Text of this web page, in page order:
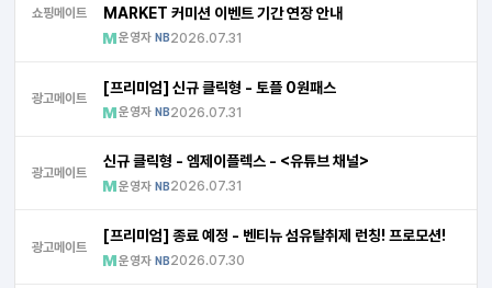
쇼핑메이트
MARKET 커미션 이벤트 기간 연장 안내
운영자 NB2026.07.31
광고메이트
[프리미엄] 신규 클릭형 - 토플 0원패스
운영자 NB2026.07.31
광고메이트
신규 클릭형 - 엠제이플렉스 - <유튜브 채널>
운영자 NB2026.07.31
광고메이트
[프리미엄] 종료 예정 - 벤티뉴 섬유탈취제 런칭! 프로모션!
운영자 NB2026.07.30